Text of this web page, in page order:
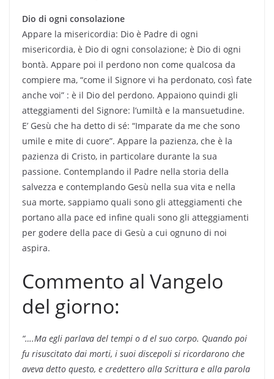
Dio di ogni consolazione
Appare la misericordia: Dio è Padre di ogni
misericordia, è Dio di ogni consolazione; è Dio di ogni
bontà. Appare poi il perdono non come qualcosa da
compiere ma, “come il Signore vi ha perdonato, così fate
anche voi” : è il Dio del perdono. Appaiono quindi gli
atteggiamenti del Signore: l’umiltà e la mansuetudine.
E’ Gesù che ha detto di sé: “Imparate da me che sono
umile e mite di cuore”. Appare la pazienza, che è la
pazienza di Cristo, in particolare durante la sua
passione. Contemplando il Padre nella storia della
salvezza e contemplando Gesù nella sua vita e nella
sua morte, sappiamo quali sono gli atteggiamenti che
portano alla pace ed infine quali sono gli atteggiamenti
per godere della pace di Gesù a cui ognuno di noi
aspira.
Commento al Vangelo
del giorno:
“….Ma egli parlava del tempi o d el suo corpo. Quando poi
fu risuscitato dai morti, i suoi discepoli si ricordarono che
aveva detto questo, e credettero alla Scrittura e alla parola